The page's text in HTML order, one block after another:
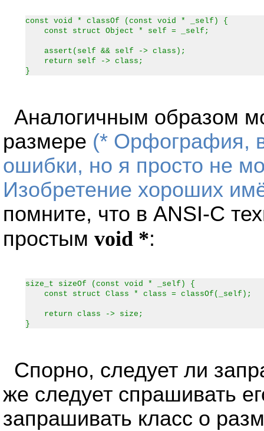
const void * classOf (const void * _self) {
const struct Object * self = _self;
assert(self && self -> class);
return self -> class;
}
Аналогичным образом
размере (* Орфография,
ошибки, но я просто не
Изобретение хороших
помните, что в ANSI-C
простым void *:
size_t sizeOf (const void * _self) {
const struct Class * class = classOf(_self);
return class -> size;
}
Спорно, следует ли
же следует спрашивать
запрашивать класс о